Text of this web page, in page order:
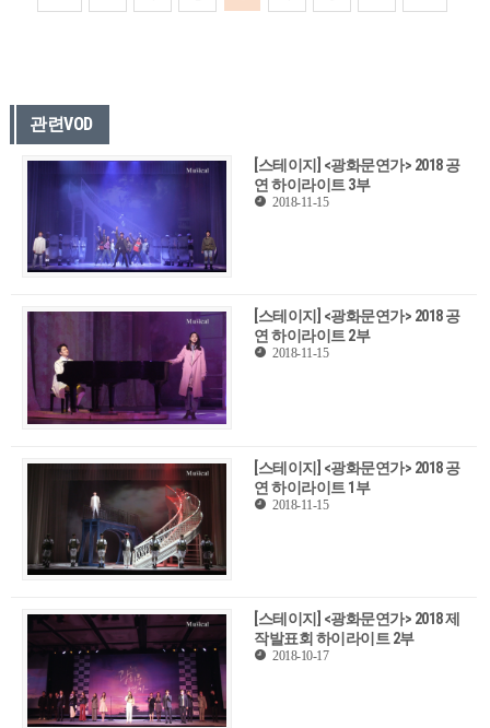
관련VOD
[스테이지] <광화문연가> 2018 공
연 하이라이트 3부
2018-11-15
[스테이지] <광화문연가> 2018 공
연 하이라이트 2부
2018-11-15
[스테이지] <광화문연가> 2018 공
연 하이라이트 1부
2018-11-15
[스테이지] <광화문연가> 2018 제
작발표회 하이라이트 2부
2018-10-17